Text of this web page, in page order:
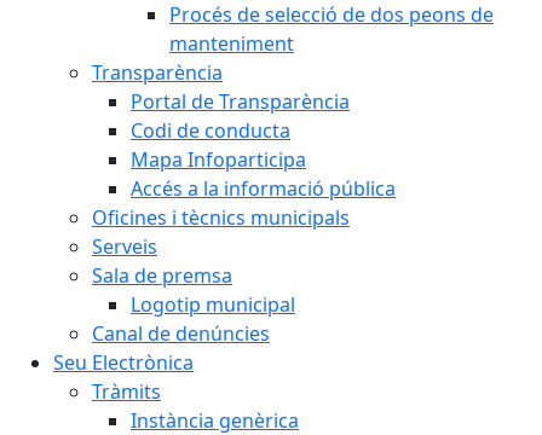
Procés de selecció de dos peons de
manteniment
Transparència
Portal de Transparència
Codi de conducta
Mapa Infoparticipa
Accés a la informació pública
Oficines i tècnics municipals
Serveis
Sala de premsa
Logotip municipal
Canal de denúncies
Seu Electrònica
Tràmits
Instància genèrica